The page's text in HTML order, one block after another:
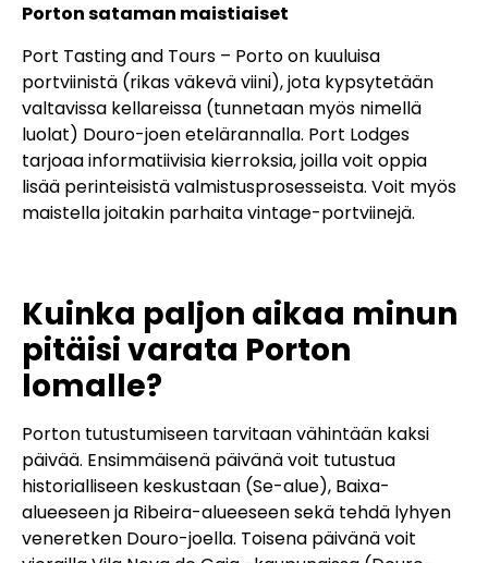
Porton sataman maistiaiset
Port Tasting and Tours – Porto on kuuluisa
portviinistä (rikas väkevä viini), jota kypsytetään
valtavissa kellareissa (tunnetaan myös nimellä
luolat) Douro-joen etelärannalla. Port Lodges
tarjoaa informatiivisia kierroksia, joilla voit oppia
lisää perinteisistä valmistusprosesseista. Voit myös
maistella joitakin parhaita vintage-portviinejä.
Kuinka paljon aikaa minun
pitäisi varata Porton
lomalle?
Porton tutustumiseen tarvitaan vähintään kaksi
päivää. Ensimmäisenä päivänä voit tutustua
historialliseen keskustaan (Se-alue), Baixa-
alueeseen ja Ribeira-alueeseen sekä tehdä lyhyen
veneretken Douro-joella. Toisena päivänä voit